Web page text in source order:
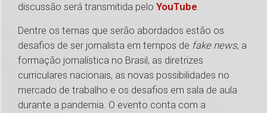
discussão será transmitida pelo YouTube.
Dentre os temas que serão abordados estão os
desafios de ser jornalista em tempos de fake news, a
formação jornalística no Brasil, as diretrizes
curriculares nacionais, as novas possibilidades no
mercado de trabalho e os desafios em sala de aula
durante a pandemia. O evento conta com a